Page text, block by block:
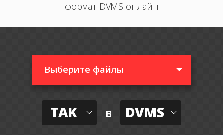
формат DVMS онлайн
Выберите файлы
TAK в DVMS